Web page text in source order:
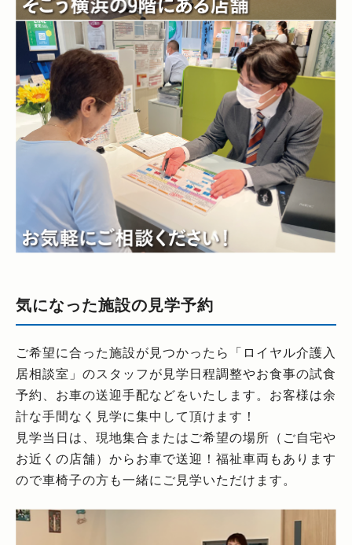
気になった施設の見学予約
ご希望に合った施設が見つかったら「ロイヤル介護入
居相談室」のスタッフが見学日程調整やお食事の試食
予約、お車の送迎手配などをいたします。お客様は余
計な手間なく見学に集中して頂けます！
見学当日は、現地集合またはご希望の場所（ご自宅や
お近くの店舗）からお車で送迎！福祉車両もあります
ので車椅子の方も一緒にご見学いただけます。